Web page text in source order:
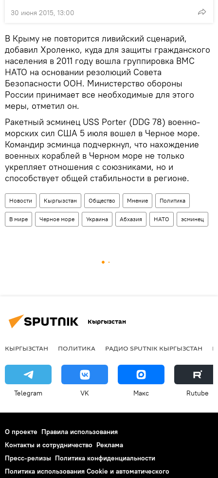
30 июня 2015, 13:00
В Крыму не повторится ливийский сценарий,
добавил Хроленко, куда для защиты гражданского
населения в 2011 году вошла группировка ВМС
НАТО на основании резолюций Совета
Безопасности ООН. Министерство обороны
России принимает все необходимые для этого
меры, отметил он.
Ракетный эсминец USS Porter (DDG 78) военно-
морских сил США 5 июля вошел в Черное море.
Командир эсминца подчеркнул, что нахождение
военных кораблей в Черном море не только
укрепляет отношения с союзниками, но и
способствует общей стабильности в регионе.
Новости Кыргызстан Общество Мнение Политика
В мире Черное море Украина Абхазия НАТО эсминец
Кыргызстан
КЫРГЫЗСТАН ПОЛИТИКА РАДИО SPUTNIK КЫРГЫЗСТАН
Telegram VK Макс Rutube
О проекте Правила использования
Контакты и сотрудничество Реклама
Пресс-релизы Политика конфиденциальности
Политика использования Cookie и автоматического